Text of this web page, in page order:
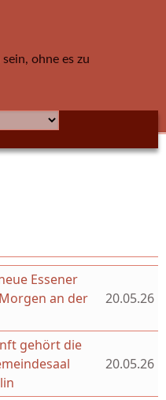
ohne es zu
Essener
an der
20.05.26
gehört die
20.05.26